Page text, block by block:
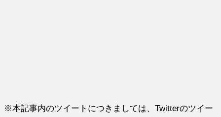
※本記事内のツイートにつきましては、Twitterのツイー